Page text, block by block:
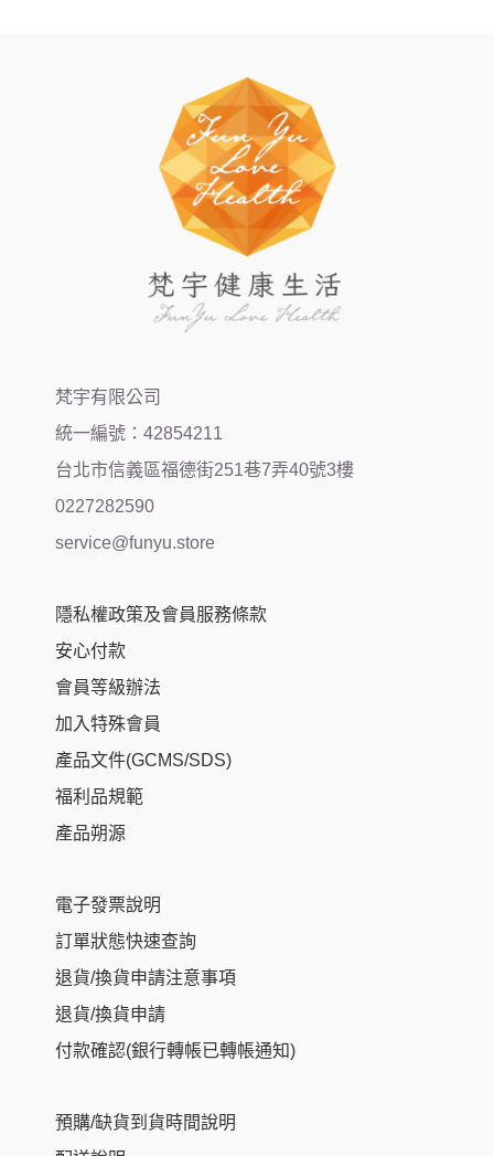
梵宇有限公司
統一編號：42854211
台北市信義區福德街251巷7弄40號3樓
0227282590
service@funyu.store
隱私權政策及會員服務條款
安心付款
會員等級辦法
加入特殊會員
產品文件(GCMS/SDS)
福利品規範
產品朔源
電子發票說明
訂單狀態快速查詢
退貨/換貨申請注意事項
退貨/換貨申請
付款確認(銀行轉帳已轉帳通知)
預購/缺貨到貨時間說明